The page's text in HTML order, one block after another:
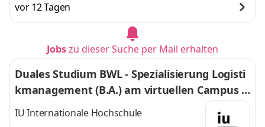
vor 12 Tagen
Jobszu dieser Suche per Mail erhalten
Duales Studium BWL - Spezialisierung Logisti
kmanagement (B.A.) am virtuellen Campus -
Nordfrost GmbH & Co. KG
IU Internationale Hochschule